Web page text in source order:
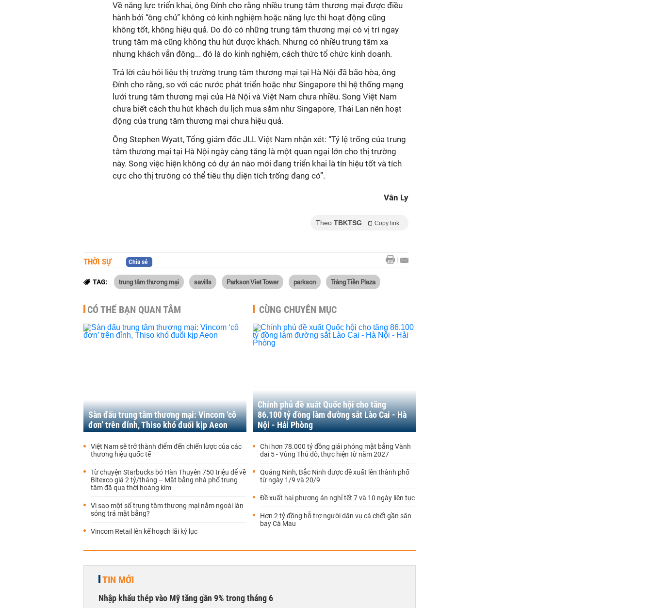
Về năng lực triển khai, ông Đính cho rằng nhiều trung tâm thương mại được điều
hành bởi “ông chủ” không có kinh nghiệm hoặc năng lực thì hoạt động cũng
không tốt, không hiệu quả. Do đó có những trung tâm thương mại có vị trí ngay
trung tâm mà cũng không thu hút được khách. Nhưng có nhiều trung tâm xa
nhưng khách vẫn đông... đó là do kinh nghiệm, cách thức tổ chức kinh doanh.
Trả lời câu hỏi liệu thị trường trung tâm thương mại tại Hà Nội đã bão hòa, ông
Đính cho rằng, so với các nước phát triển hoặc như Singapore thì hệ thống mạng
lưới trung tâm thương mại của Hà Nội và Việt Nam chưa nhiều. Song Việt Nam
chưa biết cách thu hút khách du lịch mua sắm như Singapore, Thái Lan nên hoạt
động của trung tâm thương mại chưa hiệu quả.
Ông Stephen Wyatt, Tổng giám đốc JLL Việt Nam nhận xét: “Tỷ lệ trống của trung
tâm thương mại tại Hà Nội ngày càng tăng là một quan ngại lớn cho thị trường
này. Song việc hiện không có dự án nào mới đang triển khai là tín hiệu tốt và tích
cực cho thị trường có thể tiêu thụ diện tích trống đang có”.
Vân Ly
Theo TBKTSG Copy link
THỜI SỰ Chia sẻ
TAG: trung tâm thương mại savills Parkson Viet Tower parkson Tràng Tiền Plaza
CÓ THỂ BẠN QUAN TÂM
Sàn đấu trung tâm thương mại: Vincom ‘cô
đơn’ trên đỉnh, Thiso khó đuổi kịp Aeon
Việt Nam sẽ trở thành điểm đến chiến lược của các
thương hiệu quốc tế
Từ chuyện Starbucks bỏ Hàn Thuyên 750 triệu để về
Bitexco giá 2 tỷ/tháng – Mặt bằng nhà phố trung
tâm đã qua thời hoàng kim
Vì sao một số trung tâm thương mại nằm ngoài làn
sóng trả mặt bằng?
Vincom Retail lên kế hoạch lãi kỷ lục
CÙNG CHUYÊN MỤC
Chính phủ đề xuất Quốc hội cho tăng
86.100 tỷ đồng làm đường sắt Lào Cai - Hà
Nội - Hải Phòng
Chi hơn 78.000 tỷ đồng giải phóng mặt bằng Vành
đai 5 - Vùng Thủ đô, thực hiện từ năm 2027
Quảng Ninh, Bắc Ninh được đề xuất lên thành phố
từ ngày 1/9 và 20/9
Đề xuất hai phương án nghỉ tết 7 và 10 ngày liên tục
Hơn 2 tỷ đồng hỗ trợ người dân vụ cá chết gần sân
bay Cà Mau
TIN MỚI
Nhập khẩu thép vào Mỹ tăng gần 9% trong tháng 6